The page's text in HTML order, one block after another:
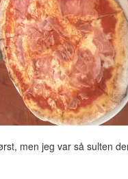
men jeg var så sulten